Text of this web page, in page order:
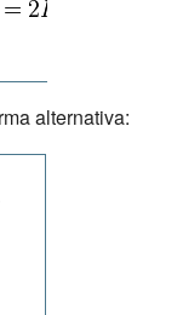
alternativa: